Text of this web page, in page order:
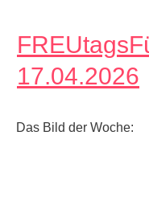
17.04.2026
Das Bild der Woche: